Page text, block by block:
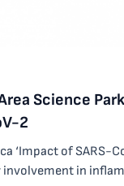
Area Science
2
‘Impact of SARS-
in